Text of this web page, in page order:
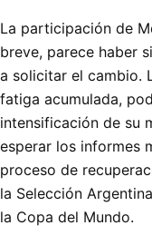
La participación de
breve, parece haber
a solicitar el cambio.
fatiga acumulada,
intensificación de su
esperar los informes
proceso de
la Selección
la Copa del Mundo.